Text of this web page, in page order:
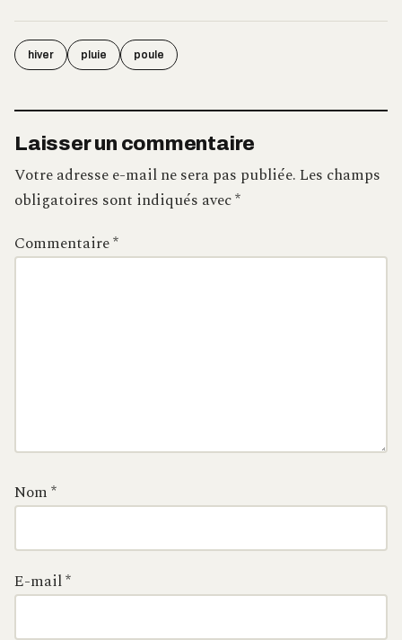
hiver pluie poule
Laisser un commentaire
Votre adresse e-mail ne sera pas publiée.Les champs
obligatoires sont indiqués avec*
Commentaire*
Nom*
E-mail*